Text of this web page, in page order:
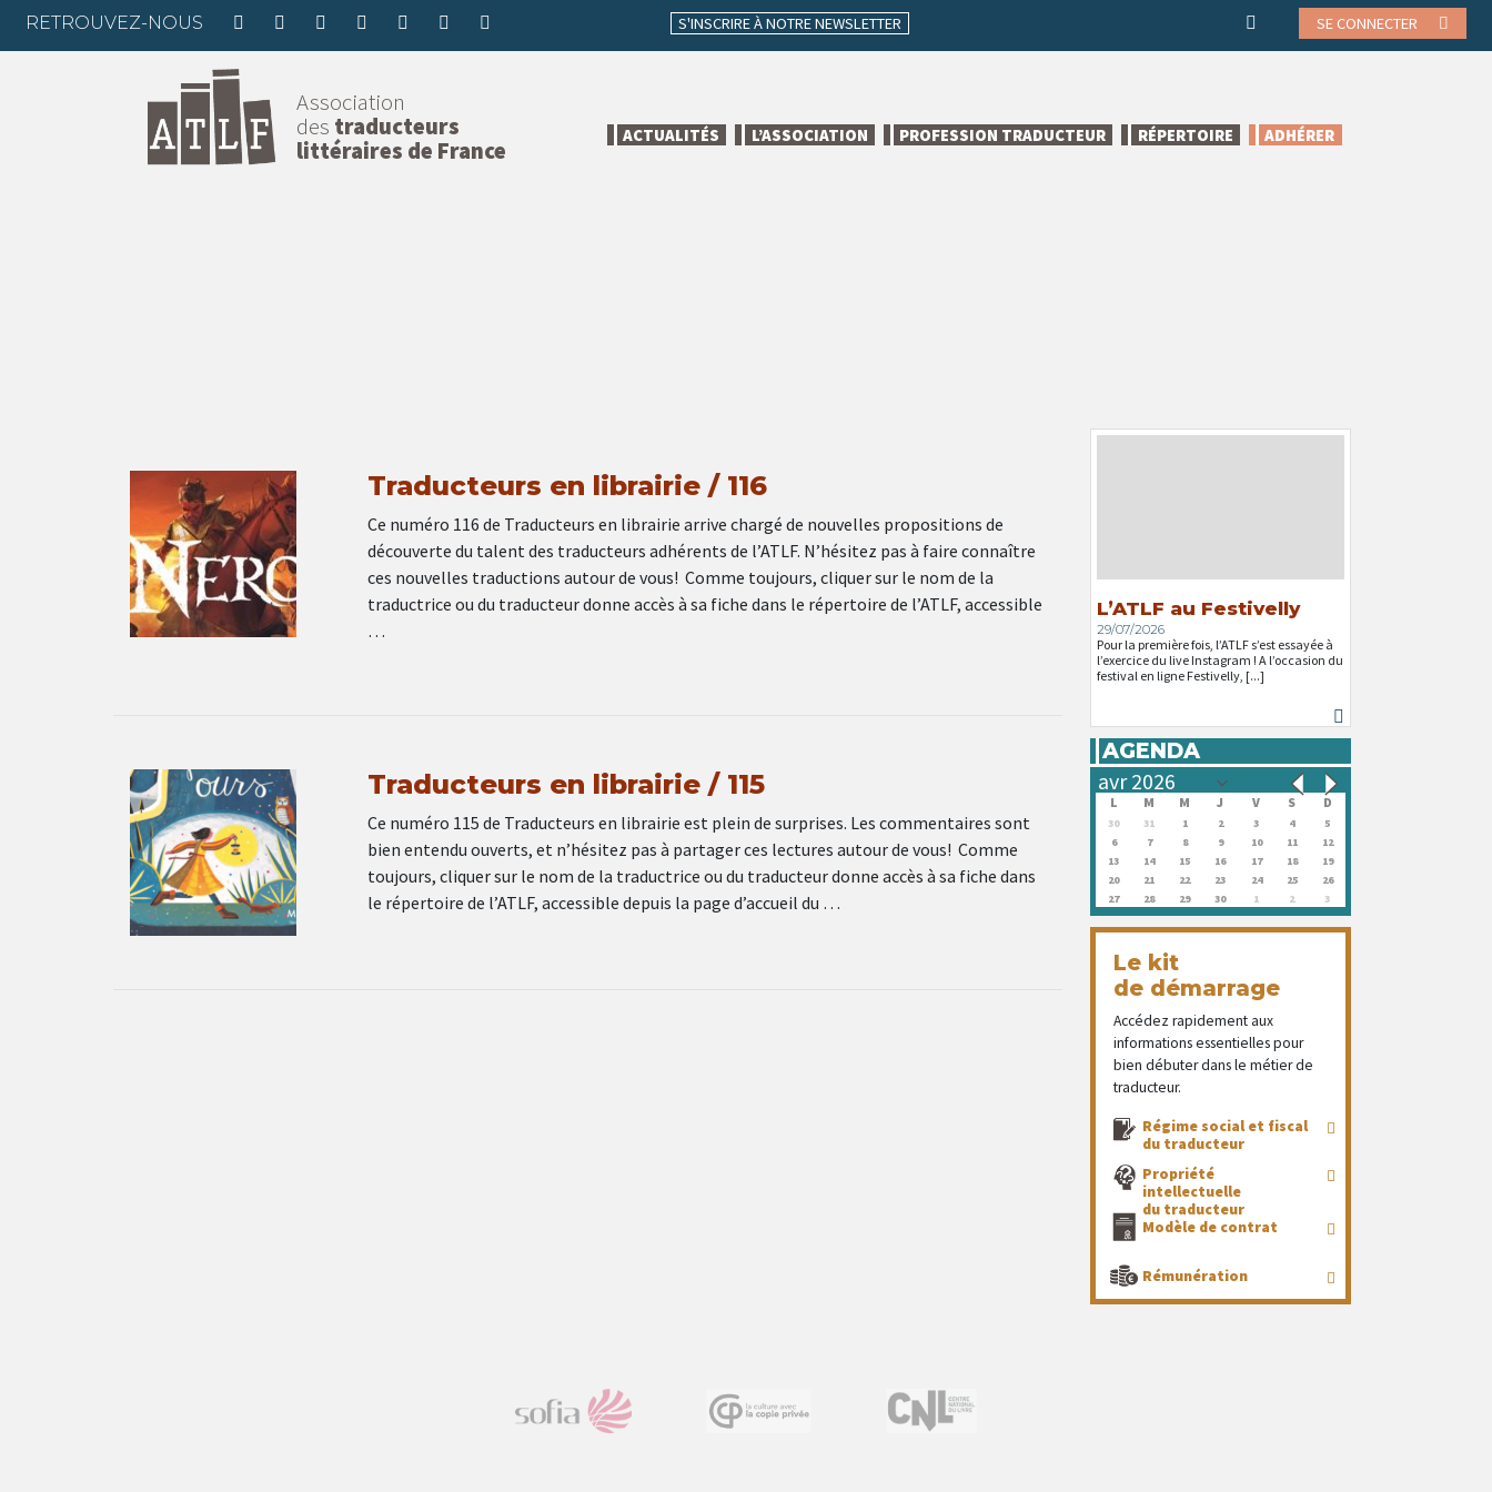
RETROUVEZ-NOUS S'INSCRIRE À NOTRE NEWSLETTER SE CONNECTER
Association
des traducteurs
littéraires de France
ACTUALITÉS L’ASSOCIATION PROFESSION TRADUCTEUR RÉPERTOIRE ADHÉRER
Traducteurs en librairie / 116
Ce numéro 116 de Traducteurs en librairie arrive chargé de nouvelles propositions de
découverte du talent des traducteurs adhérents de l’ATLF. N’hésitez pas à faire connaître
ces nouvelles traductions autour de vous! Comme toujours, cliquer sur le nom de la
traductrice ou du traducteur donne accès à sa fiche dans le répertoire de l’ATLF, accessible
…
Traducteurs en librairie / 115
Ce numéro 115 de Traducteurs en librairie est plein de surprises. Les commentaires sont
bien entendu ouverts, et n’hésitez pas à partager ces lectures autour de vous! Comme
toujours, cliquer sur le nom de la traductrice ou du traducteur donne accès à sa fiche dans
le répertoire de l’ATLF, accessible depuis la page d’accueil du …
L’ATLF au Festivelly
29/07/2026
Pour la première fois, l’ATLF s’est essayée à
l’exercice du live Instagram ! A l’occasion du
festival en ligne Festivelly, [...]
AGENDA
L M M J V S D
30 31 1 2 3 4
5
6
7 8 9 10 11
12
13
14 15 16 17 18
19
20
21 22 23 24 25
26
27
28 29 30 1 2 3
Le kit
de démarrage
Accédez rapidement aux
informations essentielles pour
bien débuter dans le métier de
traducteur.
Régime social et fiscal
du traducteur
Propriété
intellectuelle
du traducteur
Modèle de contrat
Rémunération